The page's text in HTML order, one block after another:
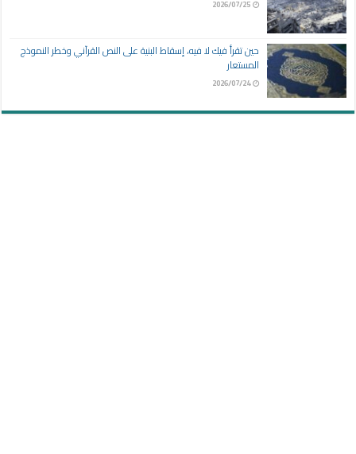
2026/07/25
حين تقرأ فيك لا فيه، إسقاط البنية على النص القرآني وخطر النموذج
المستعار
2026/07/24